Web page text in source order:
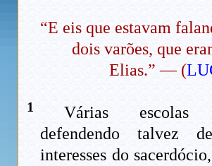
“E eis que estavam
dois varões, que
Elias.” — (
1
Várias escolas
defendendo talvez
interesses do